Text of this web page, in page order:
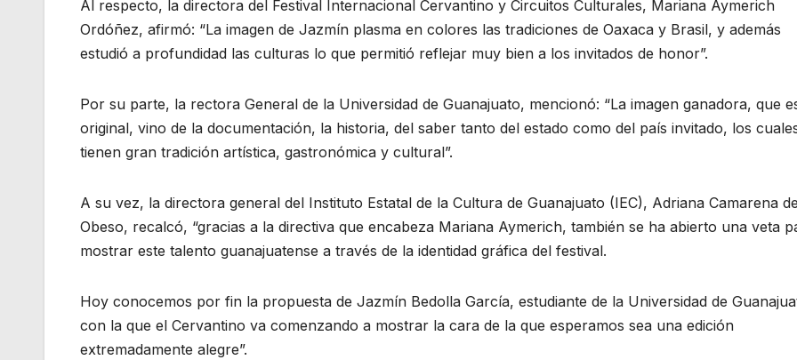
Al respecto, la directora del Festival Internacional Cervantino y Circuitos Culturales, Mariana Aymerich
Ordóñez, afirmó: “La imagen de Jazmín plasma en colores las tradiciones de Oaxaca y Brasil, y además
estudió a profundidad las culturas lo que permitió reflejar muy bien a los invitados de honor”.
Por su parte, la rectora General de la Universidad de Guanajuato, mencionó: “La imagen ganadora, que
original, vino de la documentación, la historia, del saber tanto del estado como del país invitado, los
tienen gran tradición artística, gastronómica y cultural”.
A su vez, la directora general del Instituto Estatal de la Cultura de Guanajuato (IEC), Adriana Camarena
Obeso, recalcó, “gracias a la directiva que encabeza Mariana Aymerich, también se ha abierto una veta
mostrar este talento guanajuatense a través de la identidad gráfica del festival.
Hoy conocemos por fin la propuesta de Jazmín Bedolla García, estudiante de la Universidad de
con la que el Cervantino va comenzando a mostrar la cara de la que esperamos sea una edición
extremadamente alegre”.